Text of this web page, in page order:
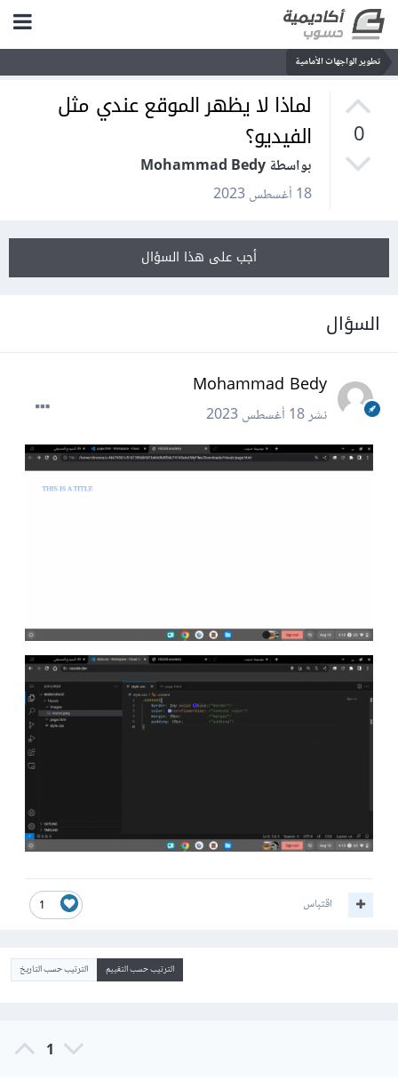
تطوير الواجهات الأمامية
0
لماذا لا يظهر الموقع عندي مثل
الفيديو؟
بواسطة Mohammad Bedy
18 أغسطس 2023
أجب على هذا السؤال
السؤال
Mohammad Bedy
نشر18 أغسطس 2023
1 اقتباس
الترتيب حسب التقييم الترتيب حسب التاريخ
1